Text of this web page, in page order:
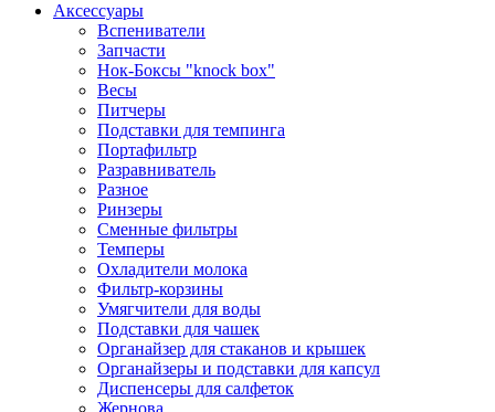
Аксессуары
Вспениватели
Запчасти
Нок-Боксы "knock box"
Весы
Питчеры
Подставки для темпинга
Портафильтр
Разравниватель
Разное
Ринзеры
Сменные фильтры
Темперы
Охладители молока
Фильтр-корзины
Умягчители для воды
Подставки для чашек
Органайзер для стаканов и крышек
Органайзеры и подставки для капсул
Диспенсеры для салфеток